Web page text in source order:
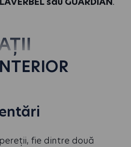
fie dintre două